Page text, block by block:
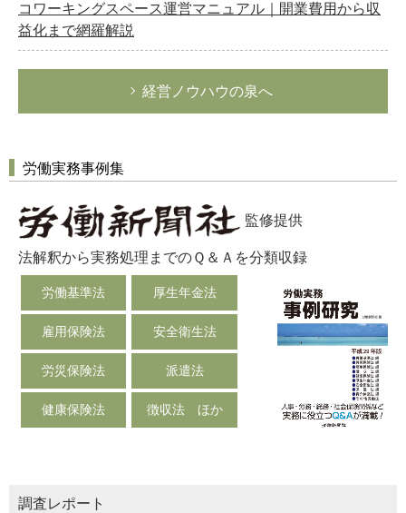
コワーキングスペース運営マニュアル｜開業費用から収
益化まで網羅解説
経営ノウハウの泉へ
労働実務事例集
監修提供
法解釈から実務処理までのＱ＆Ａを分類収録
労働基準法 厚生年金法
雇用保険法 安全衛生法
労災保険法 派遣法
健康保険法 徴収法 ほか
調査レポート